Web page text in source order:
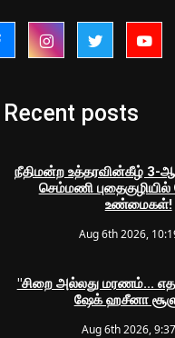
Recent posts
நீதிமன்ற உத்தரவின்கீழ் 3-
செம்மணி
உண்மைகள்!
Aug 6th 2026,
"சிறை அல்லது மரணம்...
ஷேக் ஹசீனா
Aug 6th 2026,